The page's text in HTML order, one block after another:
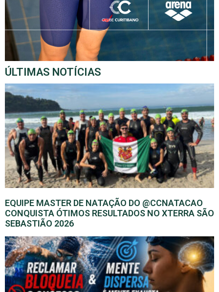
ÚLTIMAS NOTÍCIAS
EQUIPE MASTER DE NATAÇÃO DO @CCNATACAO
CONQUISTA ÓTIMOS RESULTADOS NO XTERRA SÃO
SEBASTIÃO 2026